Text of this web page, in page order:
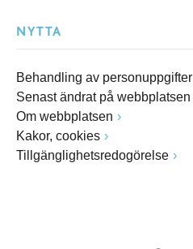
NYTTA
Behandling av personuppgifter
Senast ändrat på webbplatsen
Om webbplatsen
Kakor, cookies
Tillgänglighetsredogörelse